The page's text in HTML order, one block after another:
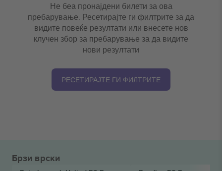
Не беа пронајдени билети за ова
пребарување. Ресетирајте ги филтрите за да
видите повеќе резултати или внесете нов
клучен збор за пребарување за да видите
нови резултати
РЕСЕТИРАЈТЕ ГИ ФИЛТРИТЕ
Брзи врски